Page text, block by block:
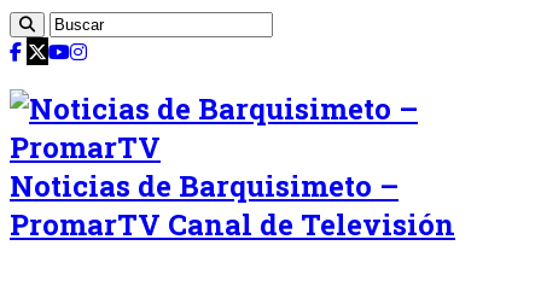
Noticias de Barquisimeto –
PromarTV Canal de Televisión